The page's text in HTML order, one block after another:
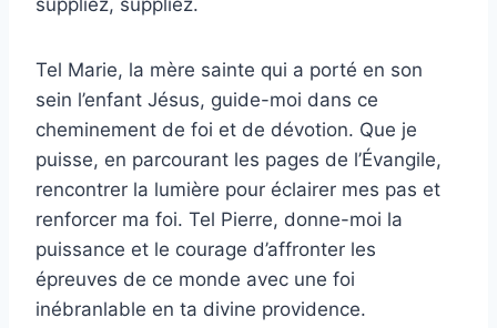
Tel Marie, la mère sainte qui a porté en son
sein l’enfant Jésus, guide-moi dans ce
cheminement de foi et de dévotion. Que je
puisse, en parcourant les pages de l’Évangile,
rencontrer la lumière pour éclairer mes pas et
renforcer ma foi. Tel Pierre, donne-moi la
puissance et le courage d’affronter les
épreuves de ce monde avec une foi
inébranlable en ta divine providence.